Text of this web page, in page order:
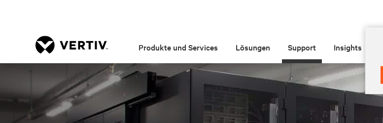
Produkte und Services Lösungen Support Insights